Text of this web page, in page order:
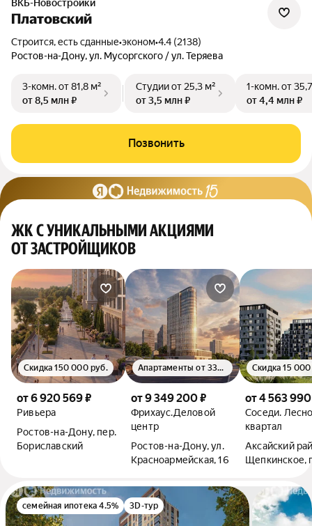
ВКБ-Новостройки
Платовский
Строится, есть сданные•эконом•4.4 (2138)
Ростов-на-Дону, ул. Мусоргского / ул. Теряева
3-комн.от 81,8 м²
от 8,5 млн ₽
Студииот 25,3 м²
от 3,5 млн ₽
1-комн.от
от 4,4 млн ₽
Позвонить
ЖК С УНИКАЛЬНЫМИ АКЦИЯМИ
ОТ ЗАСТРОЙЩИКОВ
от 6 920 569 ₽
Ривьера
Ростов-на-Дону, пер.
Бориславский
Скидка 150 000 руб.
от 9 349 200 ₽
Фрихаус.Деловой
центр
Ростов-на-Дону, ул.
Красноармейская, 16
Апартаменты от 335 000 руб. за м²
от 4 563
Соседи.
квартал
Аксайский
Щепкинское,
Ростовский
семейная ипотека 4.5% 3D-тур